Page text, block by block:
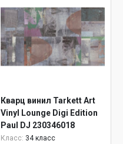
Кварц винил Tarkett Art
Vinyl Lounge Digi Edition
Paul DJ 230346018
Класс: 34 класс